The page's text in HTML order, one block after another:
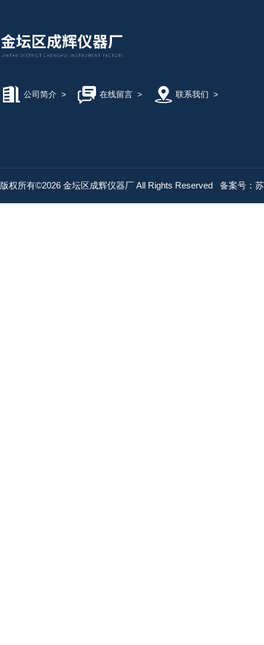
公司简介 > 在线留言> 联系我们 >
版权所有©2026 金坛区成辉仪器厂 All Rights Reserved 备案号：